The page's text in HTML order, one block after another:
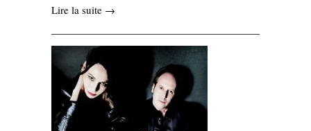
Lire la suite →